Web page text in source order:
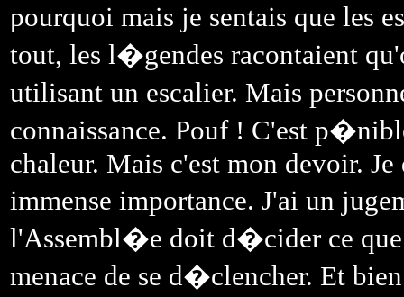
pourquoi mais je sentais que les
tout, les l�gendes racontaient
utilisant un escalier. Mais
connaissance. Pouf ! C'est
chaleur. Mais c'est mon devoir.
immense importance. J'ai un
l'Assembl�e doit d�cider ce
menace de se d�clencher. Et